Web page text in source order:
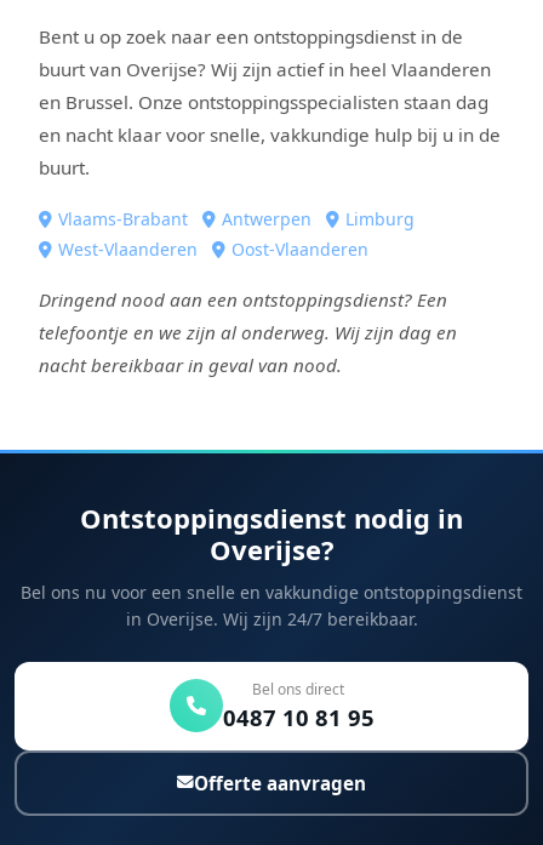
Bent u op zoek naar een ontstoppingsdienst in de
buurt van Overijse? Wij zijn actief in heel Vlaanderen
en Brussel. Onze ontstoppingsspecialisten staan dag
en nacht klaar voor snelle, vakkundige hulp bij u in de
buurt.
Vlaams-Brabant Antwerpen
Limburg
West-Vlaanderen
Oost-Vlaanderen
Dringend nood aan een ontstoppingsdienst? Een
telefoontje en we zijn al onderweg. Wij zijn dag en
nacht bereikbaar in geval van nood.
Ontstoppingsdienst nodig in
Overijse?
Bel ons nu voor een snelle en vakkundige ontstoppingsdienst
in Overijse. Wij zijn 24/7 bereikbaar.
Bel ons direct
0487 10 81 95
Offerte aanvragen